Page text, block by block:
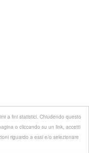
a fini statistici. Chiudendo questo
o cliccando su un link, accetti
riguardo a essi e/o selezionare